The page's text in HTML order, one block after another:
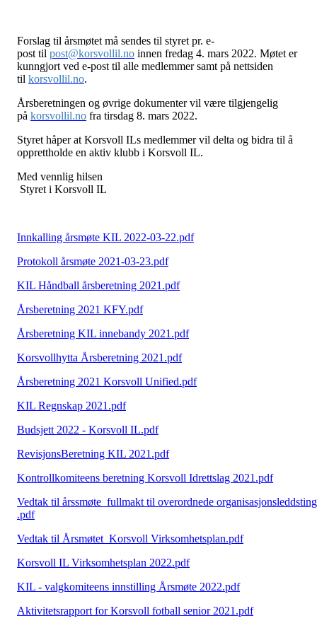
Forslag til årsmøtet må sendes til styret pr. e-
post til post@korsvollil.no innen fredag 4. mars 2022. Møtet er
kunngjort ved e-post til alle medlemmer samt på nettsiden
til korsvollil.no.
Årsberetningen og øvrige dokumenter vil være tilgjengelig
på korsvollil.no fra tirsdag 8. mars 2022.
Styret håper at Korsvoll ILs medlemmer vil delta og bidra til å
opprettholde en aktiv klubb i Korsvoll IL.
Med vennlig hilsen
Styret i Korsvoll IL
Innkalling årsmøte KIL 2022-03-22.pdf
Protokoll årsmøte 2021-03-23.pdf
KIL Håndball årsberetning 2021.pdf
Årsberetning 2021 KFY.pdf
Årsberetning KIL innebandy 2021.pdf
Korsvollhytta Årsberetning 2021.pdf
Årsberetning 2021 Korsvoll Unified.pdf
KIL Regnskap 2021.pdf
Budsjett 2022 - Korsvoll IL.pdf
RevisjonsBeretning KIL 2021.pdf
Kontrollkomiteens beretning Korsvoll Idrettslag 2021.pdf
Vedtak til årssmøte_fullmakt til overordnede organisasjonsleddsting
.pdf
Vedtak til Årsmøtet_Korsvoll Virksomhetsplan.pdf
Korsvoll IL Virksomhetsplan 2022.pdf
KIL - valgkomiteens innstilling Årsmøte 2022.pdf
Aktivitetsrapport for Korsvoll fotball senior 2021.pdf